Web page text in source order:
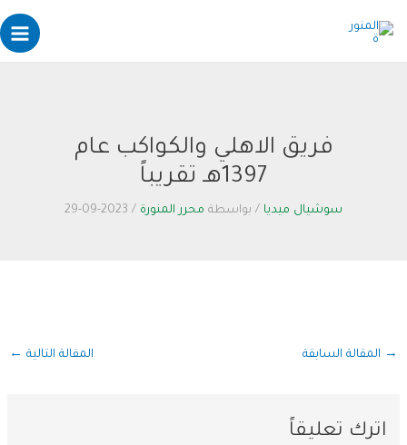
فريق الاهلي والكواكب عام
1397هـ تقريباً
سوشيال ميديا / بواسطة محرر المنورة /
2023-09-29
navigation
→ المقالة السابقة المقالة التالية ←
اترك تعليقاً